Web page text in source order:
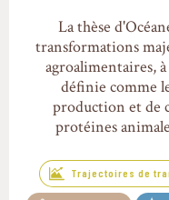
La thèse
transformations
agroalimentaires,
définie comme
production et de
protéines
Trajectoires de